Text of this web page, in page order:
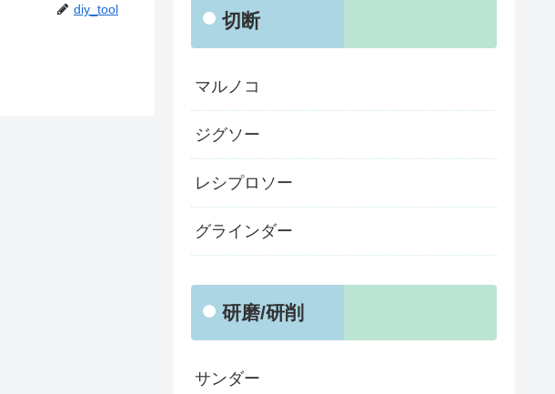
diy_tool
切断
マルノコ
ジグソー
レシプロソー
グラインダー
研磨/研削
サンダー